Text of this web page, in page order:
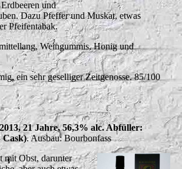
und
Dazu Pfeffer und Muskat, etwas
Pfeifentabak.
Weingummis, Honig und
ein sehr geselliger Zeitgenosse. 85/100
21 Jahre, 56,3% alc. Abfüller:
Cask). Ausbau: Bourbonfass
mit Obst, darunter